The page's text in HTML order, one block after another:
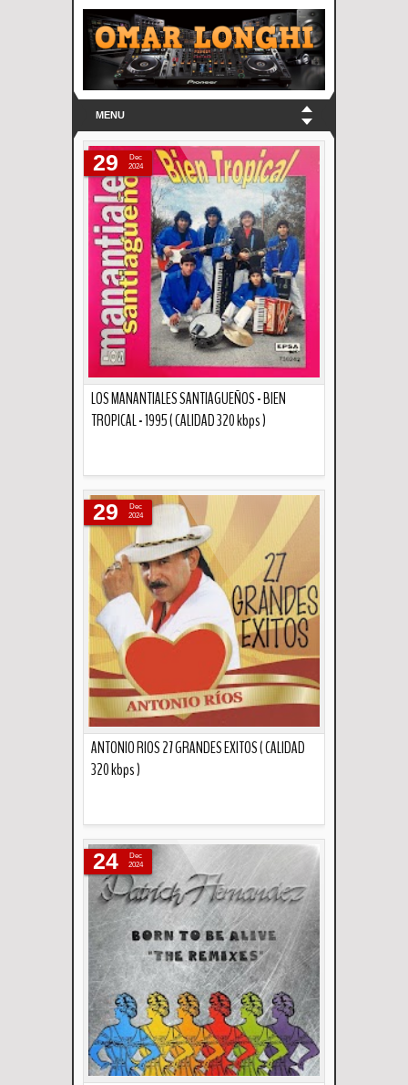
MENU
LOS MANANTIALES SANTIAGUEÑOS - BIEN
TROPICAL - 1995 ( CALIDAD 320 kbps )
29
Dec
2024
ANTONIO RIOS 27 GRANDES EXITOS ( CALIDAD
320 kbps )
29
Dec
2024
24
Dec
2024